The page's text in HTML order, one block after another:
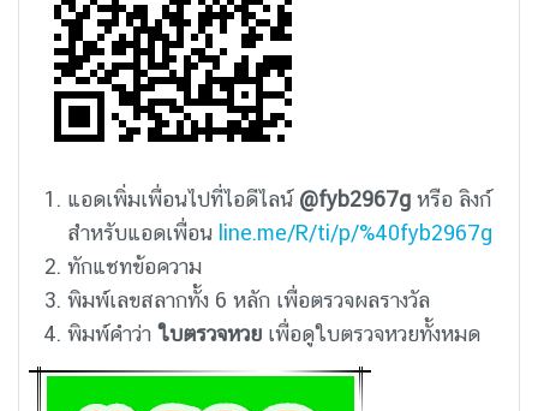
แอดเพิ่มเพื่อนไปที่ไอดีไลน์ @fyb2967g หรือ ลิงก์
สำหรับแอดเพื่อน line.me/R/ti/p/%40fyb2967g
ทักแชทข้อความ
พิมพ์เลขสลากทั้ง 6 หลัก เพื่อตรวจผลรางวัล
พิมพ์คำว่า ใบตรวจหวย เพื่อดูใบตรวจหวยทั้งหมด